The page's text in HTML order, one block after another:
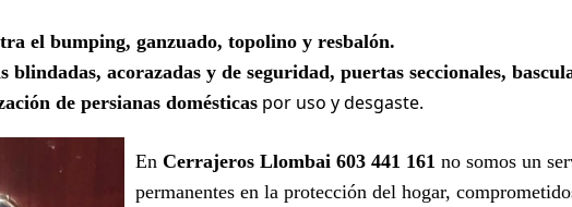
el bumping, ganzuado, topolino y resbalón.
blindadas, acorazadas y de seguridad, puertas seccionales,
de persianas domésticas por uso y desgaste.
En Cerrajeros Llombai 603 441 161 no somos un
permanentes en la protección del hogar,